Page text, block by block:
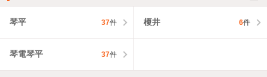
琴平 37件 榎井 6件
琴電琴平 37件